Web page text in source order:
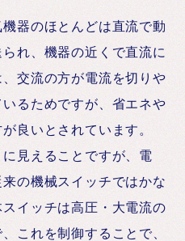
器のほとんどは直流で動
れ、機器の近くで直流に
交流の方が電流を切りや
るためですが、省エネや
良いとされています。
見えることですが、電
の機械スイッチではかな
イッチは高圧・大電流の
これを制御することで、